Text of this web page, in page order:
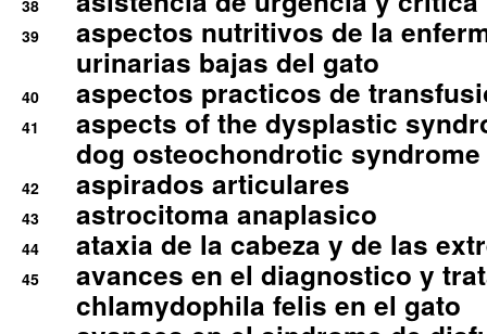
38
39
aspectos nutritivos de la
urinarias bajas del gato
40 aspectos practicos de
41
aspects of the dysplastic
dog osteochondrotic syndrome
42 aspirados articulares
43 astrocitoma anaplasico
44 ataxia de la cabeza y de las
45
avances en el diagnostico y
chlamydophila felis en el gato